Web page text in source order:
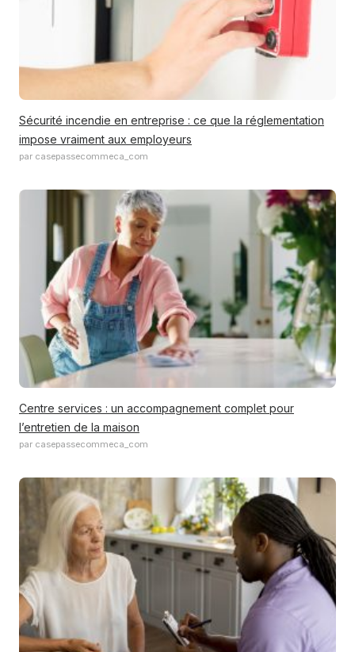
Sécurité incendie en entreprise : ce que la réglementation
impose vraiment aux employeurs
par casepassecommeca_com
Centre services : un accompagnement complet pour
l’entretien de la maison
par casepassecommeca_com